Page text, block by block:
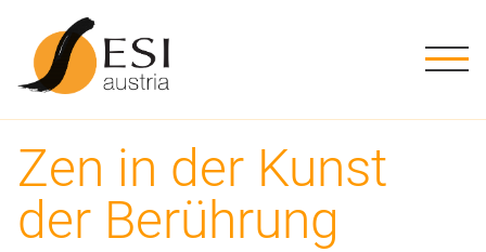
Zen in der Kunst
der Berührung
Kursstufen
Stufe 1
Stufe 3
Grundwissen
Tutorien
Informationen
Shiatsu Ausbildung in Österreich
Info-Abende
Geschichte
Tätigkeitsfelder
Die Schule
ESI Austria
ESI Austria Team
Downloads
ESI Praktiker:innen